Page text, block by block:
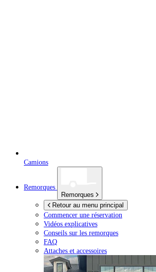
Camions
Remorques
Remorques
Retour au menu principal
Commencer une réservation
Vidéos explicatives
Conseils sur les remorques
FAQ
Attaches et accessoires